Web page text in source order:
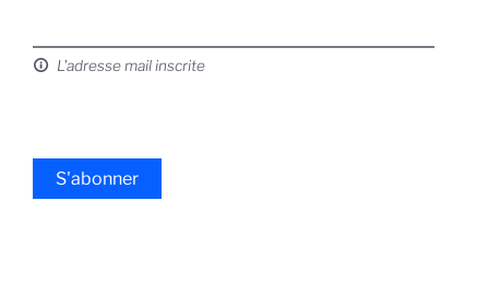
L'adresse mail inscrite